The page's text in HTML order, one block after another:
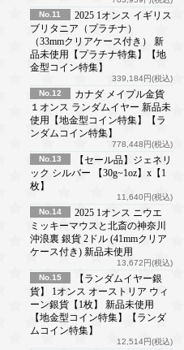
No.11
2025 1オンス イギリス
ブリタニア（プラチナ）
（33mmクリアケース付き） 新
品未使用【プラチナ特集】【地
金型コイン特集】
339,184円(税込)
No.12
カナダ メイプル金貨
１オンス ランダムイヤー 新品未
使用【地金型コイン特集】【ラ
ンダムコイン特集】
778,448円(税込)
No.13
【セール品】ジェネリ
ック シルバー 【30g~1oz】x【1
枚】
11,640円(税込)
No.14
2025 1オンス ニウエ
ミッキーマウスと北斎の神奈川
沖浪裏 銀貨 2ドル (41mmクリア
ケース付き) 新品未使用
13,672円(税込)
No.15
【ランダムイヤー銀
貨】 1オンス オーストリア ウィ
ーン銀貨【1枚】 新品未使用
【地金型コイン特集】【ランダ
ムコイン特集】
12,514円(税込)